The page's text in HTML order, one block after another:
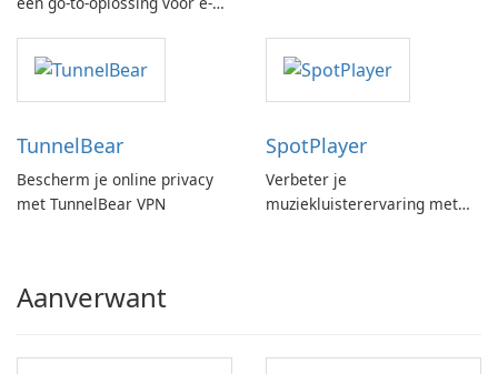
TunnelBear
Bescherm je online privacy
met TunnelBear VPN
SpotPlayer
Verbeter je
muziekluisterervaring met
Aanverwant